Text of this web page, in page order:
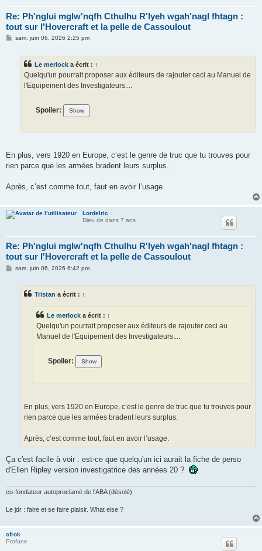
Re: Ph'nglui mglw'nqfh Cthulhu R'lyeh wgah'nagl fhtagn :
tout sur l'Hovercraft et la pelle de Cassoulout
Msam. juin 06, 2026 2:25 pm
Le merlock a écrit : ↑
Quelqu'un pourrait proposer aux éditeurs de rajouter ceci au Manuel de
l'Equipement des Investigateurs....
Spoiler:
En plus, vers 1920 en Europe, c’est le genre de truc que tu trouves pour
rien parce que les armées bradent leurs surplus.
Après, c’est comme tout, faut en avoir l’usage.
Lordelric
Dieu de dans 7 ans
Re: Ph'nglui mglw'nqfh Cthulhu R'lyeh wgah'nagl fhtagn :
tout sur l'Hovercraft et la pelle de Cassoulout
Msam. juin 06, 2026 6:42 pm
Tristan a écrit : ↑
Le merlock a écrit : ↑
Quelqu'un pourrait proposer aux éditeurs de rajouter ceci au
Manuel de l'Equipement des Investigateurs....
Spoiler:
En plus, vers 1920 en Europe, c’est le genre de truc que tu trouves pour
rien parce que les armées bradent leurs surplus.
Après, c’est comme tout, faut en avoir l’usage.
Ça c'est facile à voir : est-ce que quelqu'un ici aurait la fiche de perso
d'Ellen Ripley version investigatrice des années 20 ?
co-fondateur autoproclamé de l'ABA (désolé)
Le jdr : faire et se faire plaisir. What else ?
afrok
Profane